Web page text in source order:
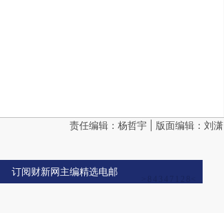
责任编辑：杨哲宇 | 版面编辑：刘潇
订阅财新网主编精选电邮